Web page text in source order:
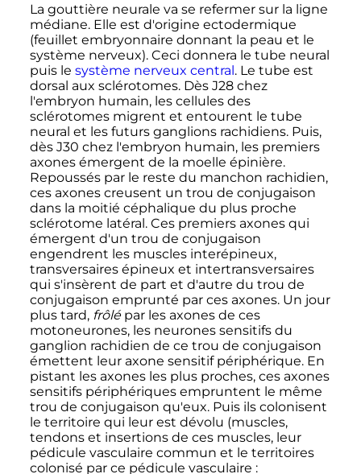
La gouttière neurale va se refermer sur la ligne
médiane. Elle est d'origine ectodermique
(feuillet embryonnaire donnant la peau et le
système nerveux). Ceci donnera le tube neural
puis le système nerveux central. Le tube est
dorsal aux sclérotomes. Dès J28 chez
l'embryon humain, les cellules des
sclérotomes migrent et entourent le tube
neural et les futurs ganglions rachidiens. Puis,
dès J30 chez l'embryon humain, les premiers
axones émergent de la moelle épinière.
Repoussés par le reste du manchon rachidien,
ces axones creusent un trou de conjugaison
dans la moitié céphalique du plus proche
sclérotome latéral. Ces premiers axones qui
émergent d'un trou de conjugaison
engendrent les muscles interépineux,
transversaires épineux et intertransversaires
qui s'insèrent de part et d'autre du trou de
conjugaison emprunté par ces axones. Un jour
plus tard, frôlépar les axones de ces
motoneurones, les neurones sensitifs du
ganglion rachidien de ce trou de conjugaison
émettent leur axone sensitif périphérique. En
pistant les axones les plus proches, ces axones
sensitifs périphériques empruntent le même
trou de conjugaison qu'eux. Puis ils colonisent
le territoire qui leur est dévolu (muscles,
tendons et insertions de ces muscles, leur
pédicule vasculaire commun et le territoires
colonisé par ce pédicule vasculaire :